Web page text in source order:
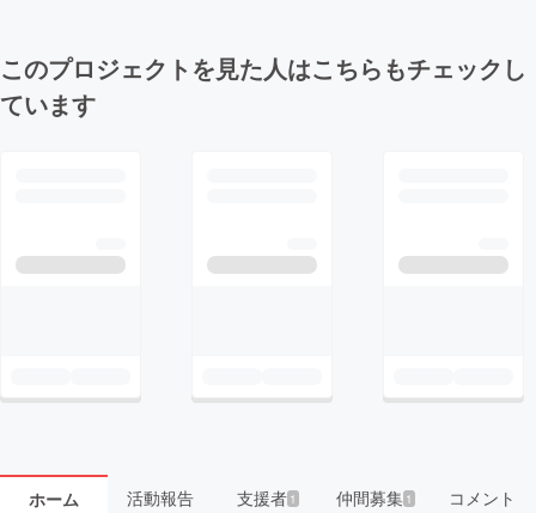
このプロジェクトを見た人はこちらもチェックし
ています
ホーム 活動報告 支援者 1 仲間募集 1 コメント